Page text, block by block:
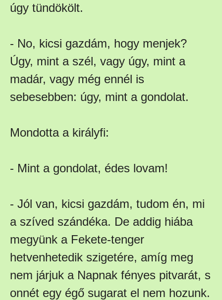
úgy tündökölt.
- No, kicsi gazdám, hogy menjek?
Úgy, mint a szél, vagy úgy, mint a
madár, vagy még ennél is
sebesebben: úgy, mint a gondolat.
Mondotta a királyfi:
- Mint a gondolat, édes lovam!
- Jól van, kicsi gazdám, tudom én, mi
a szíved szándéka. De addig hiába
megyünk a Fekete-tenger
hetvenhetedik szigetére, amíg meg
nem járjuk a Napnak fényes pitvarát, s
onnét egy égő sugarat el nem hozunk.